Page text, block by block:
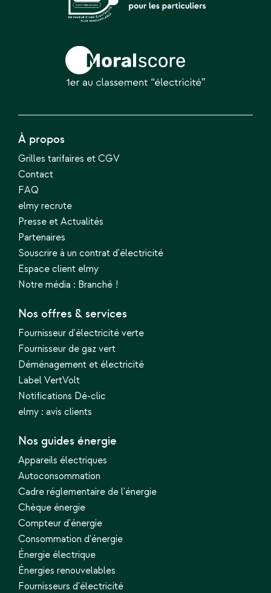
À propos
Grilles tarifaires et CGV
Contact
FAQ
elmy recrute
Presse et Actualités
Partenaires
Souscrire à un contrat d'électricité
Espace client elmy
Notre média : Branché !
Nos offres & services
Fournisseur d'électricité verte
Fournisseur de gaz vert
Déménagement et électricité
Label VertVolt
Notifications Dé-clic
elmy : avis clients
Nos guides énergie
Appareils électriques
Autoconsommation
Cadre réglementaire de l'énergie
Chèque énergie
Compteur d'énergie
Consommation d'énergie
Énergie électrique
Énergies renouvelables
Fournisseurs d'électricité